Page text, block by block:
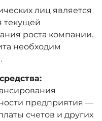
лиц является
текущей
роста компании.
необходим
предприятия —
счетов и других